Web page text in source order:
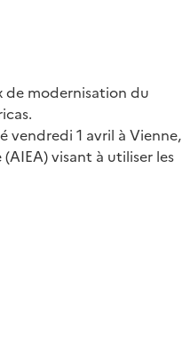
de modernisation du
vendredi 1 avril à Vienne,
visant à utiliser les